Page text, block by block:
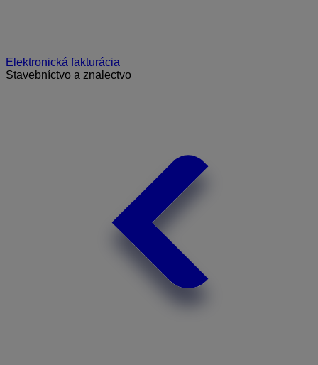
Elektronická fakturácia
Stavebníctvo a znalectvo